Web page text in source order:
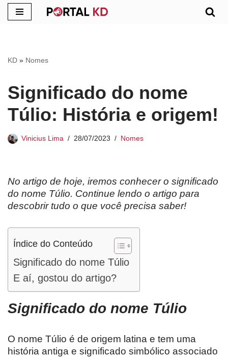
conteúdo
KD » Nomes
Significado do nome
Túlio: História e origem!
Vinicius Lima 28/07/2023 Nomes
No artigo de hoje, iremos conhecer o significado
do nome Túlio. Continue lendo o artigo para
descobrir tudo o que você precisa saber!
Índice do Conteúdo
Significado do nome Túlio
E aí, gostou do artigo?
Significado do nome Túlio
O nome Túlio é de origem latina e tem uma
história antiga e significado simbólico associado